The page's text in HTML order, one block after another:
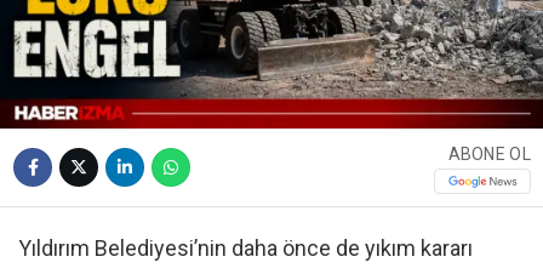
ABONE OL
Yıldırım Belediyesi’nin daha önce de yıkım kararı